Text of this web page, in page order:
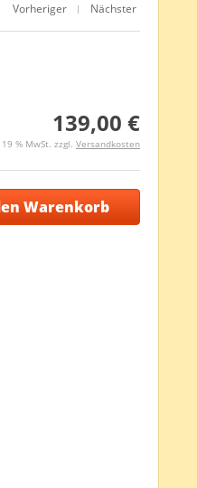
Vorheriger | Nächster
139,00 €
% MwSt. zzgl. Versandkosten
Warenkorb